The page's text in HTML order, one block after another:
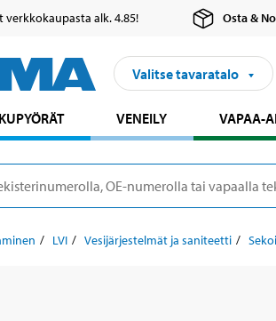
verkkokaupasta alk. 4.85! Osta &
Valitse tavaratalo
VENEILY VAPAA-
LVI Vesijärjestelmät ja saniteetti